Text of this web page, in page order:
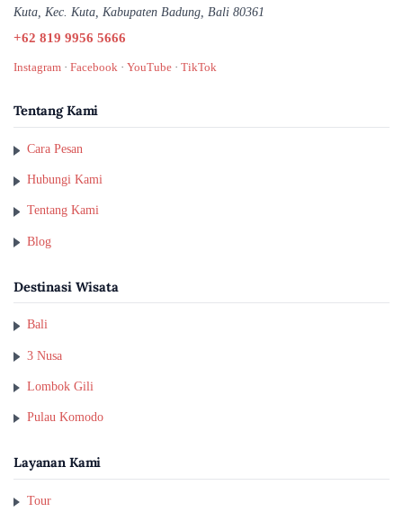
Kuta, Kec. Kuta, Kabupaten Badung, Bali 80361
+62 819 9956 5666
Instagram · Facebook · YouTube · TikTok
Tentang Kami
Cara Pesan
Hubungi Kami
Tentang Kami
Blog
Destinasi Wisata
Bali
3 Nusa
Lombok Gili
Pulau Komodo
Layanan Kami
Tour